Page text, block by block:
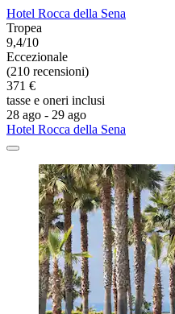
Hotel Rocca della Sena
Tropea
9,4/10
Eccezionale
(210 recensioni)
371 €
tasse e oneri inclusi
28 ago - 29 ago
Hotel Rocca della Sena